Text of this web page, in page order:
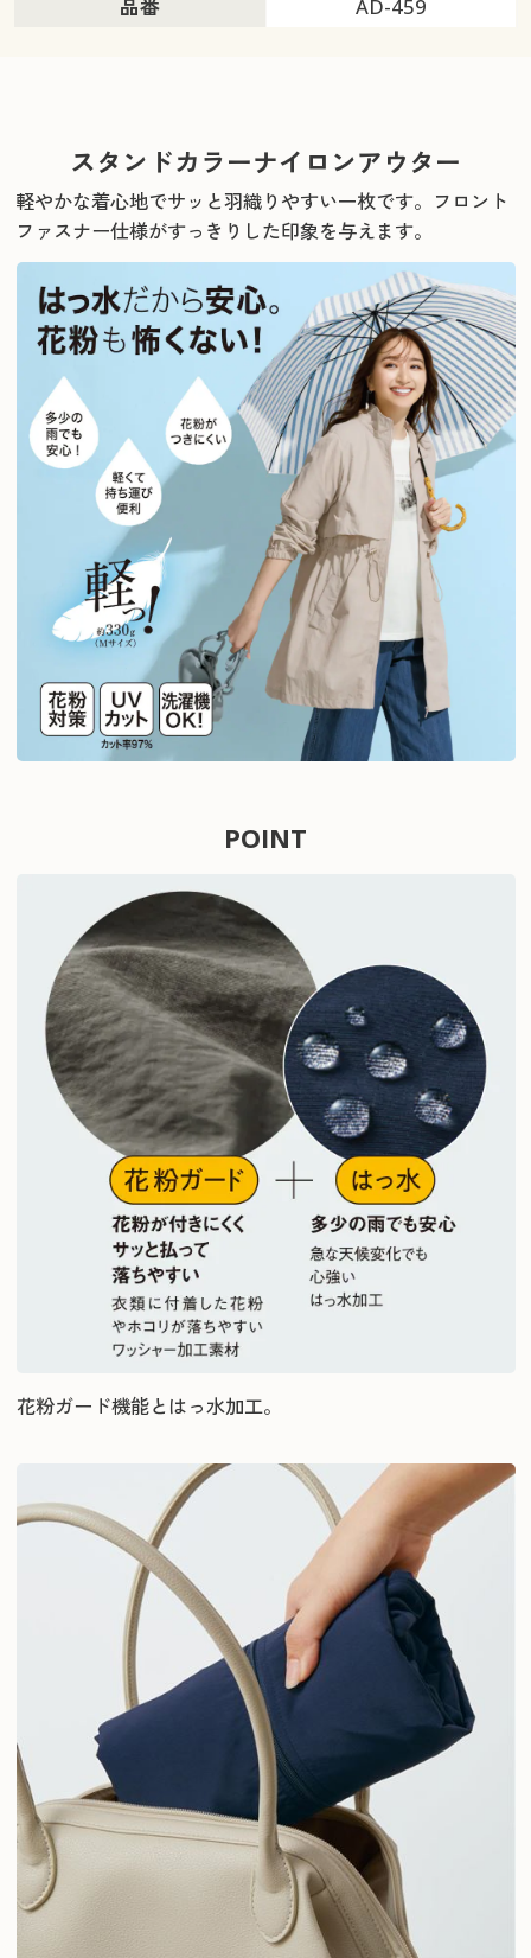
品番 AD-459
スタンドカラーナイロンアウター
軽やかな着心地でサッと羽織りやすい一枚です。 フロント
ファスナー仕様がすっきりした印象を与えます。
POINT
花粉ガード機能とはっ水加工。